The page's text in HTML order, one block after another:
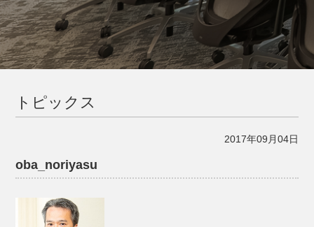
トピックス
2017年09月04日
oba_noriyasu